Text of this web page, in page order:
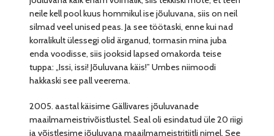
neile kell pool kuus hommikul ise jõuluvana, siis on neil
silmad veel unised peas. Ja see töötaski, enne kui nad
korralikult ülessegi olid ärganud, tormasin mina juba
enda voodisse, siis jooksid lapsed omakorda teise
tuppa: „Issi, issi! Jõuluvana käis!” Umbes niimoodi
hakkaski see pall veerema.
2005. aastal käisime Gällivares jõuluvanade
maailmameistrivõistlustel. Seal oli esindatud üle 20 riigi
ja võistlesime jõuluvana maailmameistritiitli nimel. See